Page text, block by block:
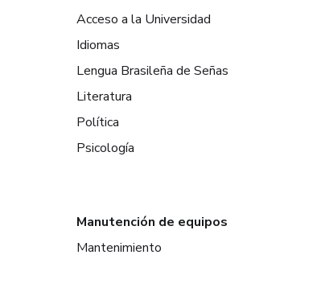
Acceso a la Universidad
Idiomas
Lengua Brasileña de Señas
Literatura
Política
Psicología
Manutención de equipos
Mantenimiento